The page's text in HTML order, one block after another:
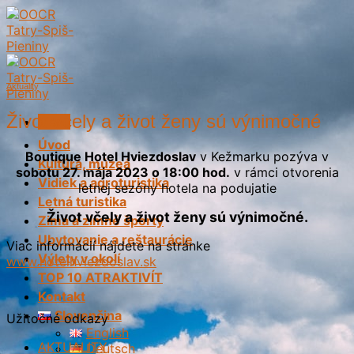
Skip
to
content
Úvod
Kultúra, múzeá
Vidiek a agroturistika
Letná turistika
Zima a zimné športy
Ubytovanie a reštaurácie
Výlety v okolí
TOP 10 ATRAKTIVÍT
Kontakt
Slovenčina
English
Deutsch
Aktuality
Život včely a život ženy sú výnimočné
Boutique Hotel Hviezdoslavv Kežmarku pozýva v
sobotu 27. mája 2023 o 18:00 hod. v rámci otvorenia
letnej sezóny hotela na podujatie
Život včely a život ženy sú výnimočné.
Viac informácií nájdete na stránke
www.hotelhviezdoslav.sk
Užitočné odkazy
AKTUALITY